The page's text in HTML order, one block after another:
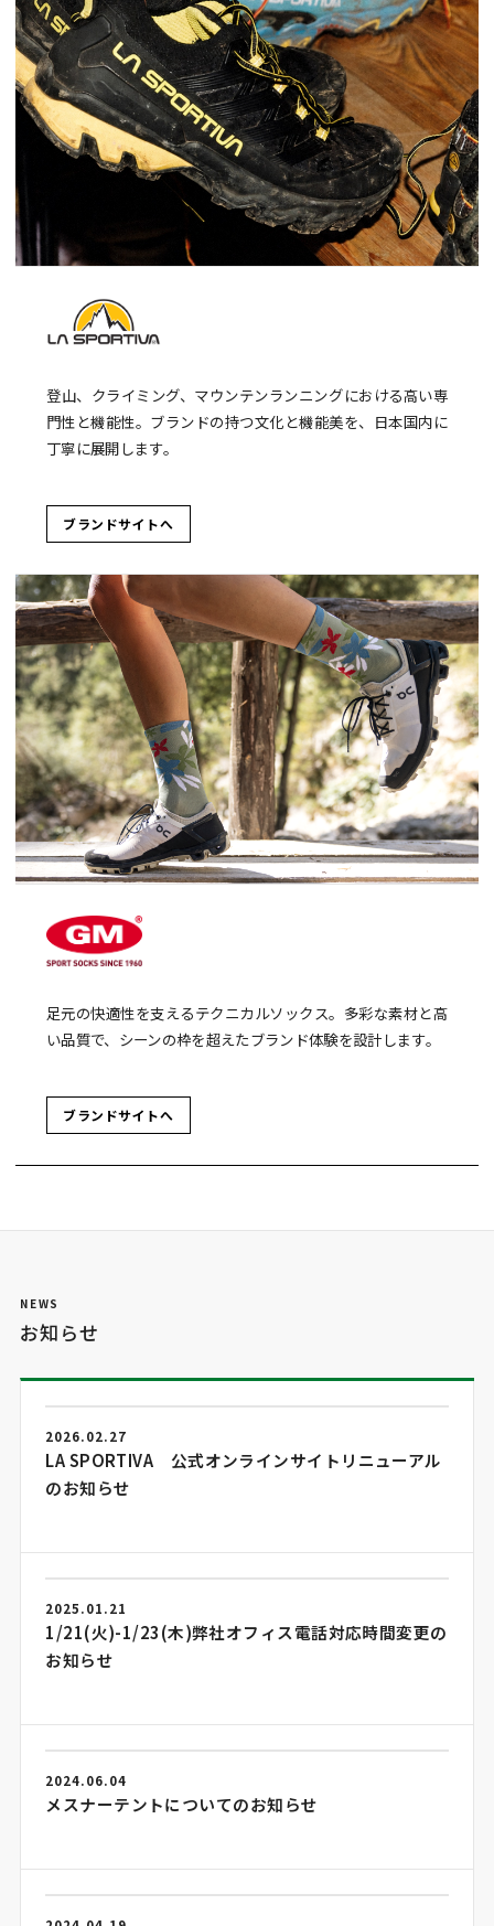
登山、クライミング、マウンテンランニングにおける高い専
門性と機能性。ブランドの持つ文化と機能美を、日本国内に
丁寧に展開します。
ブランドサイトへ
足元の快適性を支えるテクニカルソックス。多彩な素材と高
い品質で、シーンの枠を超えたブランド体験を設計します。
ブランドサイトへ
NEWS
お知らせ
2026.02.27
LA SPORTIVA 公式オンラインサイトリニューアル
のお知らせ
2025.01.21
1/21(火)-1/23(木)弊社オフィス電話対応時間変更の
お知らせ
2024.06.04
メスナーテントについてのお知らせ